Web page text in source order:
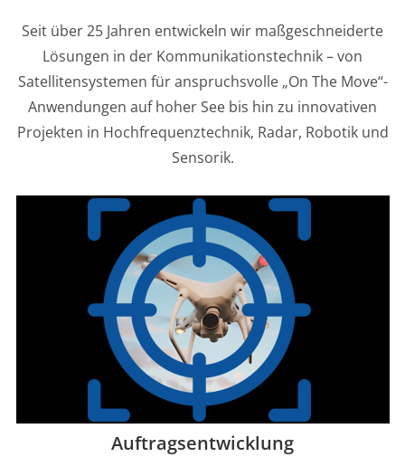
Seit über 25 Jahren entwickeln wir maßgeschneiderte
Lösungen in der Kommunikationstechnik – von
Satellitensystemen für anspruchsvolle „On The Move“-
Anwendungen auf hoher See bis hin zu innovativen
Projekten in Hochfrequenztechnik, Radar, Robotik und
Sensorik.
Auftragsentwicklung